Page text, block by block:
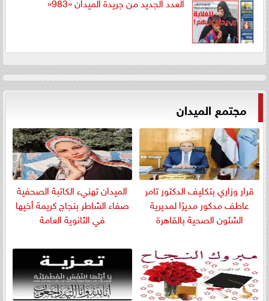
مجتمع الميدان
قرار وزاري بتكليف الدكتور تامر
عاطف مدكور مديرًا لمديرية
الشئون الصحية بالقاهرة
الميدان تهنيء الكاتبة الصحفية
صفاء الشاطر بنجاج كريمة أخيها
في الثانوية العامة